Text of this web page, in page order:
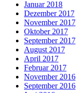
Januar 2018
Dezember 2017
November 2017
Oktober 2017
September 2017
August 2017
April 2017
Februar 2017
November 2016
September 2016